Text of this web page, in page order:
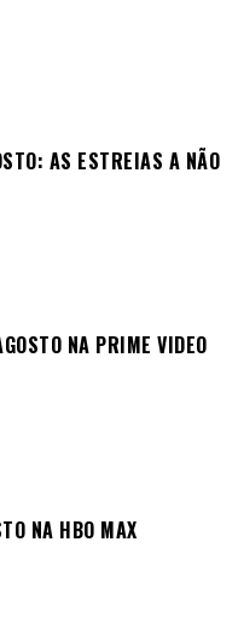
AS ESTREIAS A NÃO
NA PRIME VIDEO
NA HBO MAX